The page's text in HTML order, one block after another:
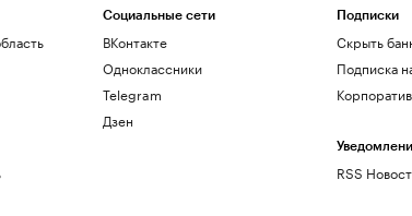
Социальные сети
ВКонтакте
Одноклассники
Telegram
Дзен
Подписки
Скрыть
Подписка
RSS